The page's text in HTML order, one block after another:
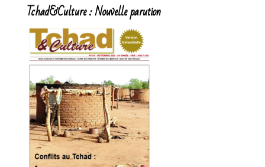
Tchad&Culture : Nouvelle parution